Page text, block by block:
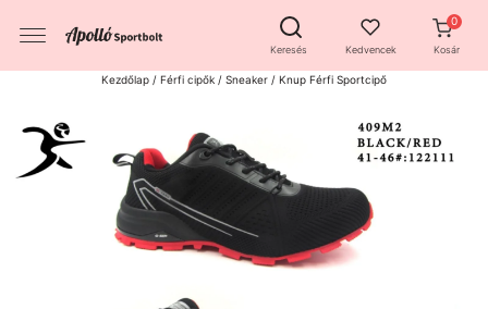
Keresés Kedvencek Kosár
Kezdőlap / Férfi cipők / Sneaker / Knup Férfi Sportcipő